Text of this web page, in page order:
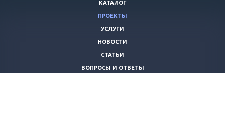
КАТАЛОГ
ПРОЕКТЫ
УСЛУГИ
НОВОСТИ
СТАТЬИ
ВОПРОСЫ И ОТВЕТЫ